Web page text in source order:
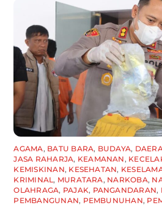
AGAMA, BATU BARA, BUDAYA,
JASA RAHARJA, KEAMANAN,
KEMISKINAN, KESEHATAN,
KRIMINAL, MURATARA, NARKOBA,
OLAHRAGA, PAJAK, PANGANDARAN,
PEMBANGUNAN, PEMBUNUHAN,